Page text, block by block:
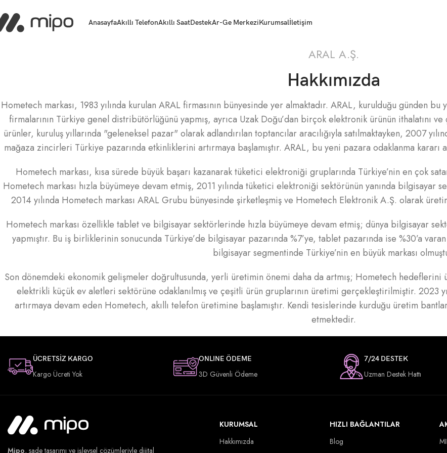
AnasayfaAkıllı TelefonAkıllı SaatDestekAr-Ge MerkeziKurumsalİletişim
ARAL A.Ş.
Hakkımızda
Hometech markası, 1983 yılında kurulan ARAL firmasının bünyesinde yer almaktadır. ARAL, kurulduğu günden
firmalarının Türkiye genel distribütörlüğünü yapmış, ayrıca Uzak Doğu’dan birçok elektronik ürünün ithalatını
ürünler, kuruluş yıllarında "geleneksel pazar" olarak adlandırılan toptancılar aracılığıyla satılmaktayken, 2007
mağaza zincirleri Türkiye pazarında etkinliklerini artırmaya başlamıştır. ARAL, bu yeni pazara odaklanma kararı
Hometech markası, kısa sürede büyük başarı kazanarak tüketici elektroniği gruplarında Türkiye’nin en çok
Hometech markası hızla büyümeye devam etmiş, 2011 yılında tüketici elektroniği sektörünün yanında bilgisayar
2014 yılında Hometech markası ARAL Grubu bünyesinde şirketleşmiş ve Hometech Elektronik A.Ş. olarak
Hometech markası özellikle tablet ve bilgisayar sektörlerinde hızla büyümeye devam etmiş; dünya bilgisayar
yapmıştır. Bu iş birliklerinin sonucunda Türkiye’de bilgisayar pazarında %7’ye, tablet pazarında ise %30’a
bilgisayar segmentinde Türkiye’nin en büyük markası
Son dönemdeki ekonomik gelişmeler doğrultusunda, yerli üretimin önemi daha da artmış; Hometech hedeflerini
elektrikli küçük ev aletleri sektörüne odaklanılmış ve çeşitli ürün gruplarının üretimi gerçekleştirilmiştir. 2023
artırmaya devam eden Hometech, akıllı telefon üretimine başlamıştır. Kendi tesislerinde kurduğu üretim
etmektedir.
ÜCRETSİZ KARGO
Kargo Ücreti Yok
ONLINE ÖDEME
3D Güvenli Ödeme
7/24 DESTEK
Uzman Destek Hattı
Mipo, sade tasarımı ve işlevsel çözümleriyle dijital
KURUMSAL
Hakkımızda
HIZLI BAĞLANTILAR
Blog